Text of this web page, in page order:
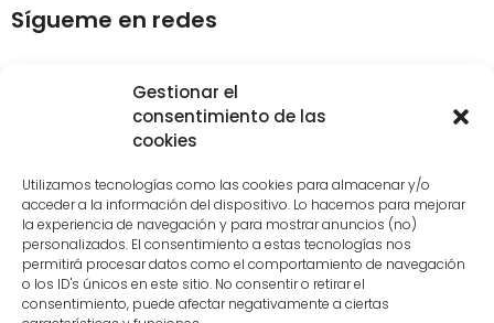
Gestionar el
consentimiento de las
cookies
Utilizamos tecnologías como las cookies para almacenar y/o
acceder a la información del dispositivo. Lo hacemos para mejorar
la experiencia de navegación y para mostrar anuncios (no)
personalizados. El consentimiento a estas tecnologías nos
permitirá procesar datos como el comportamiento de navegación
o los ID's únicos en este sitio. No consentir o retirar el
consentimiento, puede afectar negativamente a ciertas
Sígueme en redes
Desarrollado porLoDigitalizo
Diseño de interiores en Vitoria
Decoración de interiores Vitoria
Servicio decoradores y asesoramiento en decoración
Vitoria